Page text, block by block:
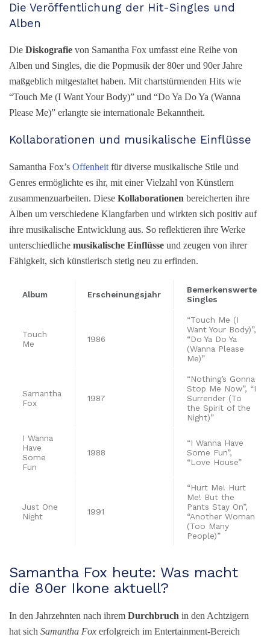
Die Veröffentlichung der Hit-Singles und
Alben
Die Diskografie von Samantha Fox umfasst eine Reihe von
Alben und Singles, die die Popmusik der 80er und 90er Jahre
maßgeblich mitgestaltet haben. Mit chartstürmenden Hits wie
“Touch Me (I Want Your Body)” und “Do Ya Do Ya (Wanna
Please Me)” erlangte sie internationale Bekanntheit.
Kollaborationen und musikalische Einflüsse
Samantha Fox’s Offenheit für diverse musikalische Stile und
Genres ermöglichte es ihr, mit einer Vielzahl von Künstlern
zusammenzuarbeiten. Diese Kollaborationen bereicherten ihre
Alben um verschiedene Klangfarben und wirkten sich positiv auf
ihre musikalische Entwicklung aus. So reflektieren ihre Werke
unterschiedliche musikalische Einflüsse und zeugen von ihrer
Fähigkeit, sich künstlerisch stetig neu zu erfinden.
Album Erscheinungsjahr
Bemerkenswerte
Singles
Touch
Me
1986
“Touch Me (I
Want Your Body)”,
“Do Ya Do Ya
(Wanna Please
Me)”
Samantha
Fox
1987
“Nothing’s Gonna
Stop Me Now”, “I
Surrender (To
the Spirit of the
Night)”
I Wanna
Have
Some
Fun
1988
“I Wanna Have
Some Fun”,
“Love House”
Just One
Night
1991
“Hurt Me! Hurt
Me! But the
Pants Stay On”,
“Another Woman
(Too Many
People)”
Samantha Fox heute: Was macht
die 80er Ikone aktuell?
In den Jahrzehnten nach ihrem Durchbruch in den Achtzigern
hat sich Samantha Fox erfolgreich im Entertainment-Bereich